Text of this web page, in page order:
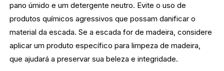
pano úmido e um detergente neutro. Evite o uso de
produtos químicos agressivos que possam danificar o
material da escada. Se a escada for de madeira, considere
aplicar um produto específico para limpeza de madeira,
que ajudará a preservar sua beleza e integridade.